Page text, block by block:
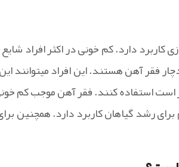
کاربرد دارد. کم خونی در اکثر افراد
دچار فقر آهن هستند. این افراد
است استفاده کنند. فقر آهن موجب کم
رشد گیاهان کاربرد دارد. همچنین